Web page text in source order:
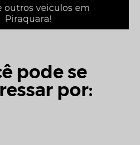
outros veiculos em
Piraquara!
pode se
por: